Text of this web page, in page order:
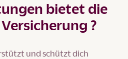
bietet die
?
und schützt dich